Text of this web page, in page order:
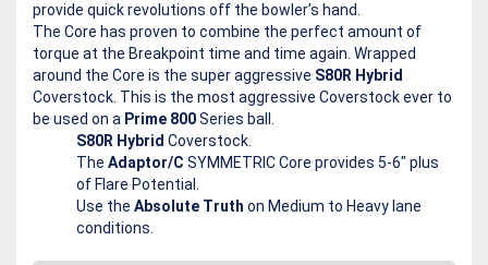
provide quick revolutions off the bowler’s hand.
The Core has proven to combine the perfect amount of
torque at the Breakpoint time and time again. Wrapped
around the Core is the super aggressive S80R Hybrid
Coverstock. This is the most aggressive Coverstock ever to
be used on a Prime 800Series ball.
S80R Hybrid Coverstock.
The Adaptor/C SYMMETRIC Core provides 5-6″ plus
of Flare Potential.
Use the Absolute Truth on Medium to Heavy lane
conditions.